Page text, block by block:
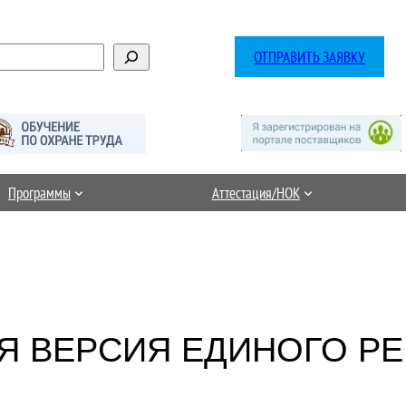
ОТПРАВИТЬ ЗАЯВКУ
Программы Аттестация/НОК
ВЕРСИЯ ЕДИНОГО